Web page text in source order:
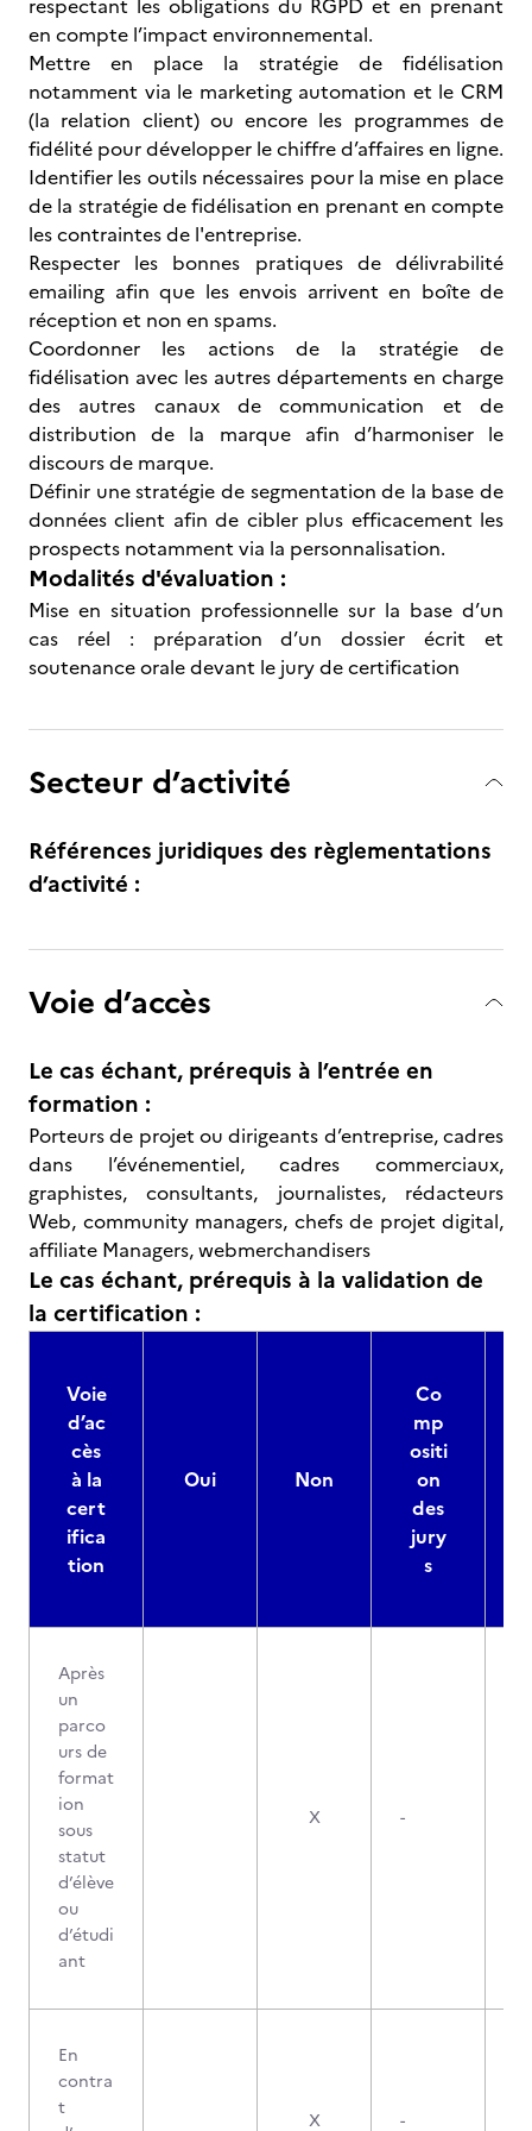
respectant les obligations du RGPD et en prenant
en compte l’impact environnemental.
Mettre en place la stratégie de fidélisation
notamment via le marketing automation et le CRM
(la relation client) ou encore les programmes de
fidélité pour développer le chiffre d’affaires en ligne.
Identifier les outils nécessaires pour la mise en place
de la stratégie de fidélisation en prenant en compte
les contraintes de l'entreprise.
Respecter les bonnes pratiques de délivrabilité
emailing afin que les envois arrivent en boîte de
réception et non en spams.
Coordonner les actions de la stratégie de
fidélisation avec les autres départements en charge
des autres canaux de communication et de
distribution de la marque afin d’harmoniser le
discours de marque.
Définir une stratégie de segmentation de la base de
données client afin de cibler plus efficacement les
prospects notamment via la personnalisation.
Modalités d'évaluation :
Mise en situation professionnelle sur la base d’un
cas réel : préparation d’un dossier écrit et
soutenance orale devant le jury de certification
Secteur d’activité
Références juridiques des règlementations
d’activité :
Voie d’accès
Le cas échant, prérequis à l’entrée en
formation :
Porteurs de projet ou dirigeants d’entreprise, cadres
dans l’événementiel, cadres commerciaux,
graphistes, consultants, journalistes, rédacteurs
Web, community managers, chefs de projet digital,
affiliate Managers, webmerchandisers
Le cas échant, prérequis à la validation de
la certification :
Voie
d’ac
cès
à la
cert
ifica
tion
Oui Non
Co
mp
ositi
on
des
jury
s
Après
un
parco
urs de
format
ion
sous
statut
d’élève
ou
d’étudi
ant
X -
En
contra
t
X -